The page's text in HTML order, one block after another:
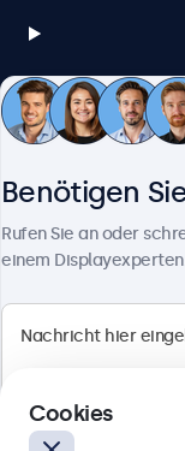
Berliner
Benötigen
Rufen Sie an oder
einem
Cookies